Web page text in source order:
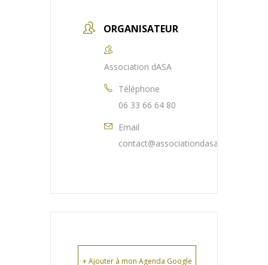
ORGANISATEUR
Association dASA
Téléphone
06 33 66 64 80
Email
contact@associationdasa.fr
+ Ajouter à mon Agenda Google